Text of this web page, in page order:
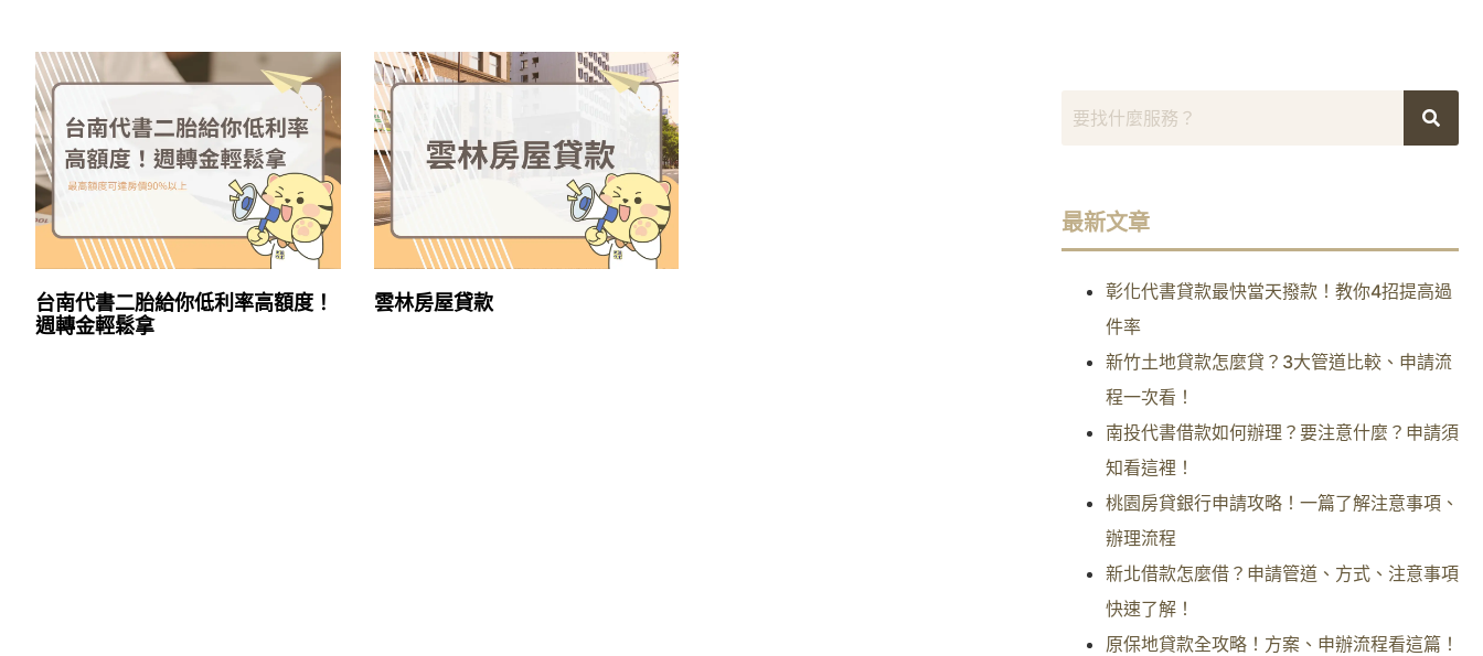
台南代書二胎給你低利率高額度！
週轉金輕鬆拿
雲林房屋貸款
最新文章
彰化代書貸款最快當天撥款！教你4招提高過
件率
新竹土地貸款怎麼貸？3大管道比較、申請流
程一次看！
南投代書借款如何辦理？要注意什麼？申請須
知看這裡！
桃園房貸銀行申請攻略！一篇了解注意事項、
辦理流程
新北借款怎麼借？申請管道、方式、注意事項
快速了解！
原保地貸款全攻略！方案、申辦流程看這篇！